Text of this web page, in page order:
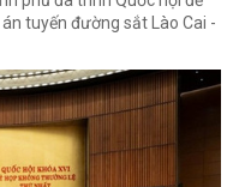
tuyến đường sắt Lào Cai -